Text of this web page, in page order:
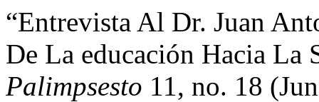
“Entrevista Al Dr. Juan
De La educación Hacia La
Palimpsesto 11, no. 18